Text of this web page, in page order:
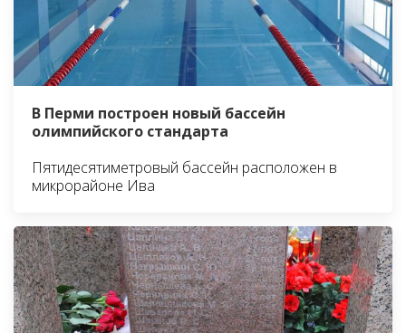
В Перми построен новый бассейн
олимпийского стандарта
Пятидесятиметровый бассейн расположен в
микрорайоне Ива